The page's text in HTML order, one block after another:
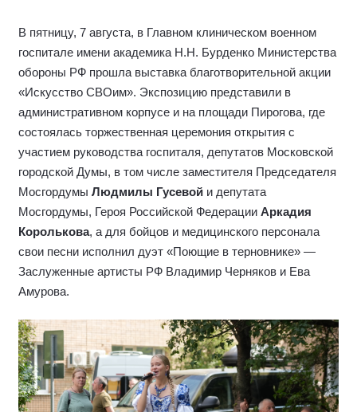
В пятницу, 7 августа, в Главном клиническом военном
госпитале имени академика Н.Н. Бурденко Министерства
обороны РФ прошла выставка благотворительной акции
«Искусство СВОим». Экспозицию представили в
административном корпусе и на площади Пирогова, где
состоялась торжественная церемония открытия с
участием руководства госпиталя, депутатов Московской
городской Думы, в том числе заместителя Председателя
Мосгордумы Людмилы Гусевой и депутата
Мосгордумы, Героя Российской Федерации Аркадия
Королькова, а для бойцов и медицинского персонала
свои песни исполнил дуэт «Поющие в терновнике» —
Заслуженные артисты РФ Владимир Черняков и Ева
Амурова.